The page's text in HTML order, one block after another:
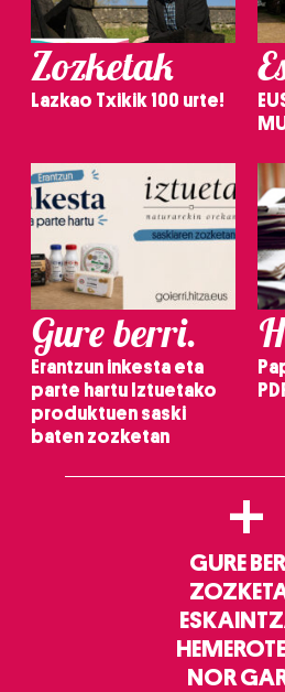
Zozketak
Lazkao Txikik 100 urte!
Gure berri.
Erantzun inkesta eta
parte hartu Iztuetako
produktuen saski
baten zozketan
+
GURE
NOR